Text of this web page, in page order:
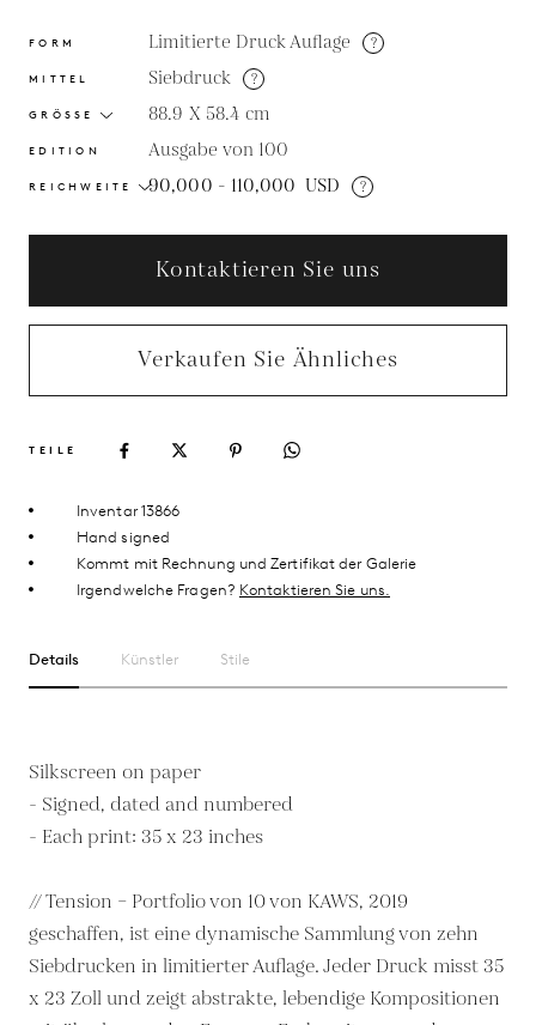
FORM Limitierte Druck Auflage ?
MITTEL Siebdruck ?
GRÖSSE 88.9 X 58.4 cm
EDITION Ausgabe von 100
REICHWEITE 90,000 - 110,000 USD ?
Kontaktieren Sie uns
Verkaufen Sie Ähnliches
TEILE
Inventar 13866
Hand signed
Kommt mit Rechnung und Zertifikat der Galerie
Irgendwelche Fragen? Kontaktieren Sie uns.
Details Künstler Stile
Silkscreen on paper
- Signed, dated and numbered
- Each print: 35 x 23 inches
// Tension – Portfolio von 10 von KAWS, 2019
geschaffen, ist eine dynamische Sammlung von zehn
Siebdrucken in limitierter Auflage. Jeder Druck misst 35
x 23 Zoll und zeigt abstrakte, lebendige Kompositionen